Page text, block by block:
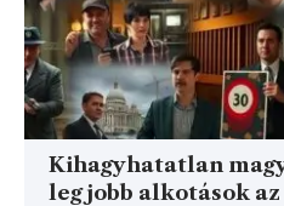
Kihagyhatatlan
legjobb alkotások